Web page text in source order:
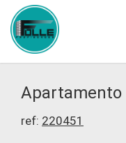
Apartamento
ref: 220451